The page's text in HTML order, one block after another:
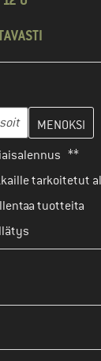
ja luo
**
tarkoitetut
tuotteita